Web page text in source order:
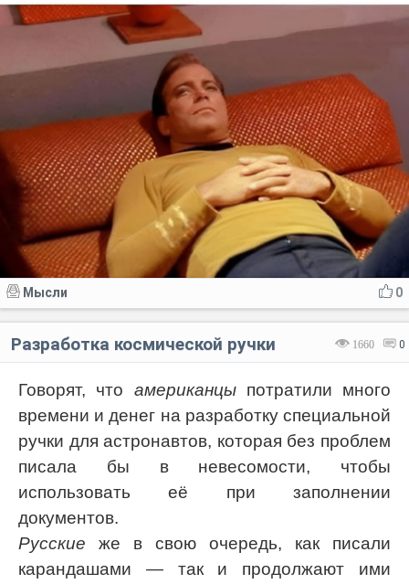
0
Мысли
1660 0
Разработка космической ручки
Говорят, что американцыпотратили много
времени и денег на разработку специальной
ручки для астронавтов, которая без проблем
писала бы в невесомости, чтобы
использовать её при заполнении
документов.
Русские же в свою очередь, как писали
карандашами — так и продолжают ими